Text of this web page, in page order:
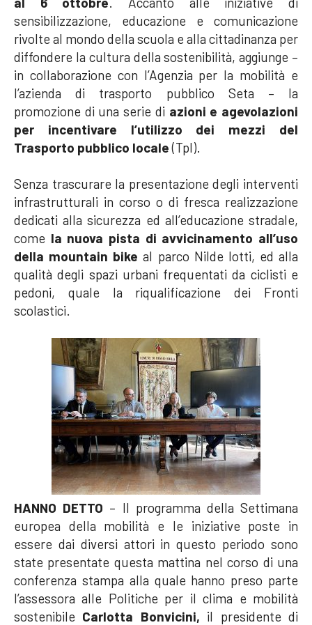
sensibilizzazione, educazione e comunicazione
rivolte al mondo della scuola e alla cittadinanza per
diffondere la cultura della sostenibilità, aggiunge –
in collaborazione con l’Agenzia per la mobilità e
l’azienda di trasporto pubblico Seta – la
promozione di una serie di azioni e agevolazioni
per incentivare l’utilizzo dei mezzi del
Trasporto pubblico locale(Tpl).
Senza trascurare la presentazione degli interventi
infrastrutturali in corso o di fresca realizzazione
dedicati alla sicurezza ed all’educazione stradale,
come la nuova pista di avvicinamento all’uso
della mountain bike al parco Nilde Iotti, ed alla
qualità degli spazi urbani frequentati da ciclisti e
pedoni, quale la riqualificazione dei Fronti
scolastici.
HANNO DETTO – Il programma della Settimana
europea della mobilità e le iniziative poste in
essere dai diversi attori in questo periodo sono
state presentate questa mattina nel corso di una
conferenza stampa alla quale hanno preso parte
l’assessora alle Politiche per il clima e mobilità
sostenibile Carlotta Bonvicini, il presidente di